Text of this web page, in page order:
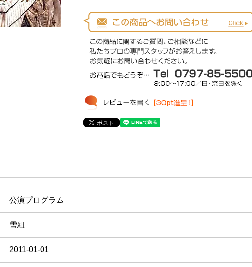
公演プログラム
雪組
2011-01-01